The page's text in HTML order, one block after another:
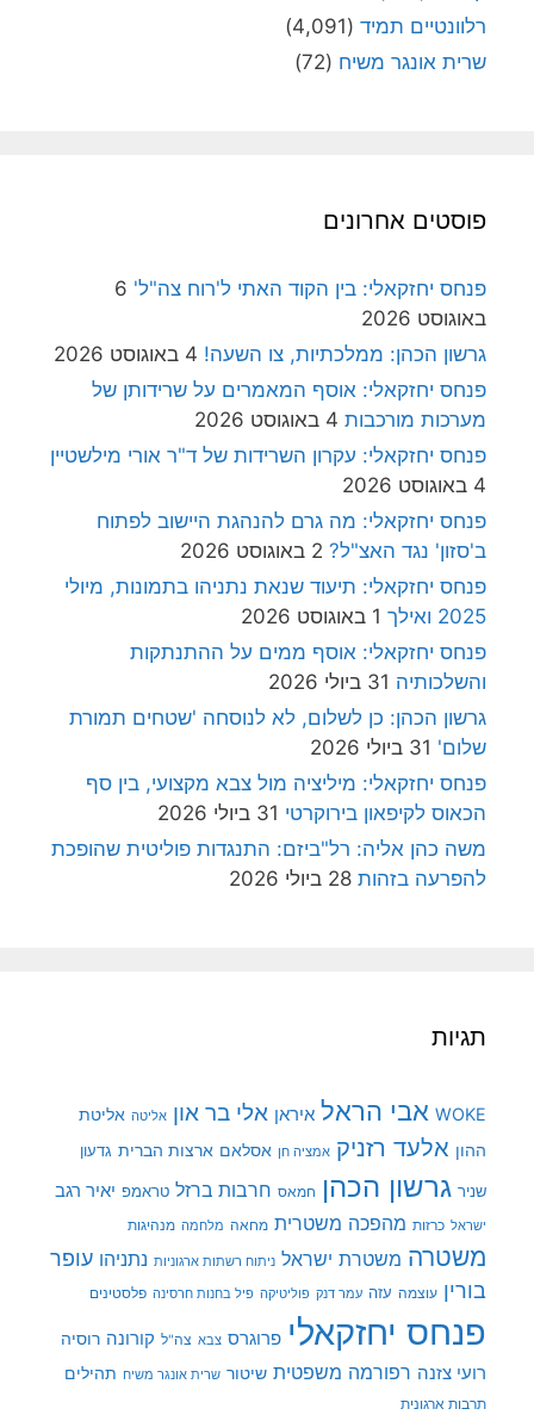
רלוונטיים תמיד (4,091)
שרית אונגר משיח (72)
פוסטים אחרונים
פנחס יחזקאלי: בין הקוד האתי ל'רוח צה"ל' 6
באוגוסט 2026
גרשון הכהן: ממלכתיות, צו השעה! 4 באוגוסט 2026
פנחס יחזקאלי: אוסף המאמרים על שרידותן של
מערכות מורכבות 4 באוגוסט 2026
פנחס יחזקאלי: עקרון השרידות של ד"ר אורי מילשטיין
4 באוגוסט 2026
פנחס יחזקאלי: מה גרם להנהגת היישוב לפתוח
ב'סזון' נגד האצ"ל? 2 באוגוסט 2026
פנחס יחזקאלי: תיעוד שנאת נתניהו בתמונות, מיולי
2025 ואילך
1 באוגוסט 2026
פנחס יחזקאלי: אוסף ממים על ההתנתקות
והשלכותיה 31 ביולי 2026
גרשון הכהן: כן לשלום, לא לנוסחה 'שטחים תמורת
שלום' 31 ביולי 2026
פנחס יחזקאלי: מיליציה מול צבא מקצועי, בין סף
הכאוס לקיפאון בירוקרטי 31 ביולי 2026
משה כהן אליה: רל"ביזם: התנגדות פוליטית שהופכת
להפרעה בזהות 28 ביולי 2026
תגיות
WOKE אבי הראל איראן אלי בר און אליטה אליטת
ההון אלעד רזניק אמציה חן אסלאם ארצות הברית גדעון
שניר גרשון הכהן חמאס חרבות ברזל טראמפ יאיר רגב
ישראל כרזות מהפכה משטרית מחאה מלחמה מנהיגות
משטרה משטרת ישראל ניתוח רשתות ארגוניות נתניהו עופר
בורין עוצמה עזה עמר דנק פוליטיקה פיל בחנות חרסינה פלסטינים
פנחס יחזקאלי פרוגרס צבא צה"ל קורונה רוסיה
רועי צזנה רפורמה משפטית שיטור שרית אונגר משיח תהילים
תרבות ארגונית